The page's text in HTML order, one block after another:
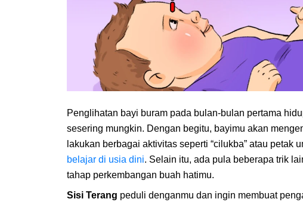
Penglihatan bayi buram pada bulan-bulan pertama
sesering mungkin. Dengan begitu, bayimu akan
lakukan berbagai aktivitas seperti “cilukba” atau petak
belajar di usia dini. Selain itu, ada pula beberapa trik
tahap perkembangan buah hatimu.
Sisi Terang peduli denganmu dan ingin membuat